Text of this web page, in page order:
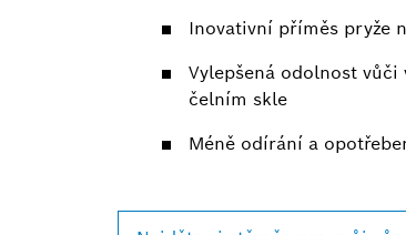
Inovativní příměs pryže
Vylepšená odolnost
čelním skle
Méně odírání a